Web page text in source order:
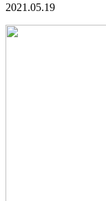
2021.05.19